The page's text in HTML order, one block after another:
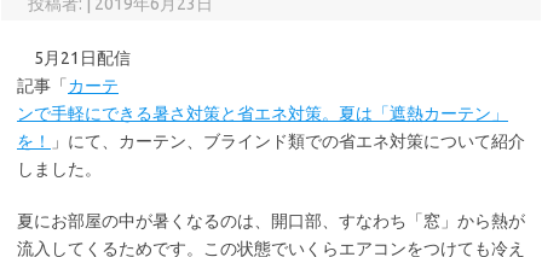
5月21日配信
記事「カーテ
ンで手軽にできる暑さ対策と省エネ対策。夏は「遮熱カーテン」
を！
」にて、カーテン、ブラインド類での省エネ対策について紹介
しました。
夏にお部屋の中が暑くなるのは、開口部、すなわち「窓」から熱が
流入してくるためです。この状態でいくらエアコンをつけても冷え